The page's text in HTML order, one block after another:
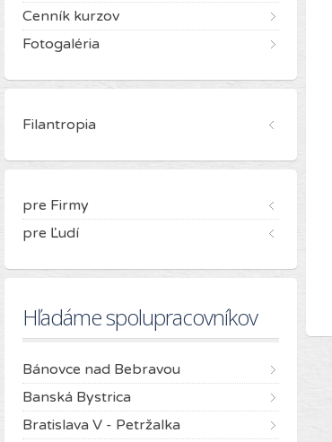
Cenník kurzov
Fotogaléria
Filantropia
pre Firmy
pre Ľudí
Hľadáme spolupracovníkov
Bánovce nad Bebravou
Banská Bystrica
Bratislava V - Petržalka